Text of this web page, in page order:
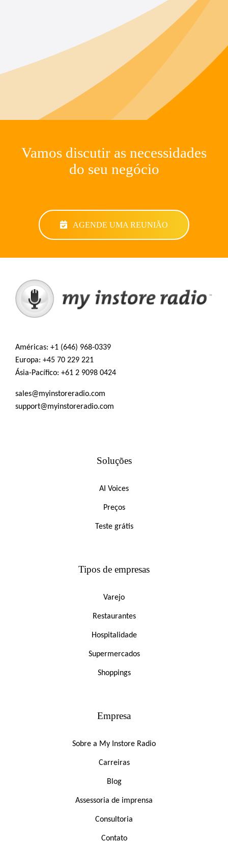
Vamos discutir as necessidades
do seu negócio
AGENDE UMA REUNIÃO
Américas: +1 (646) 968-0339
Europa: +45 70 229 221
Ásia-Pacífico: +61 2 9098 0424
sales@myinstoreradio.com
support@myinstoreradio.com
Soluções
AI Voices
Preços
Teste grátis
Tipos de empresas
Varejo
Restaurantes
Hospitalidade
Supermercados
Shoppings
Empresa
Sobre a My Instore Radio
Carreiras
Blog
Assessoria de imprensa
Consultoria
Contato